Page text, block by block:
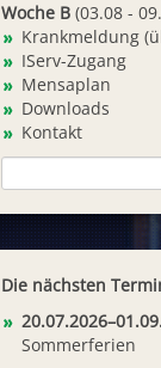
Woche B (03.08 -
Krankmeldung
IServ-Zugang
Mensaplan
Downloads
Kontakt
Die nächsten
Sommerferien